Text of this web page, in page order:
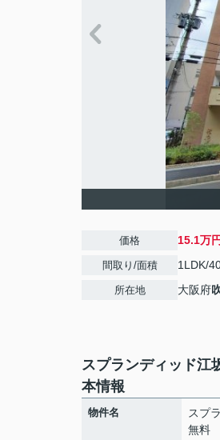
価格 15.1万
間取り/面積 1LDK/
所在地 大阪府
スプランディッド
本情報
物件名
スプ
無料